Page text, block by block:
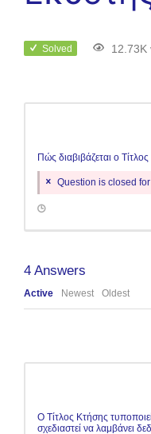
Solved 12.73K
Πώς διαβιβάζεται ο
Question is closed
4 Answers
Active Newest Oldest
Ο Τίτλος Κτήσης
σχεδιαστεί να λαμβάνει